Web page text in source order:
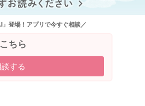
登場！アプリで今すぐ相談／
ちら
する